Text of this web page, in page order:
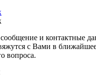
и контактные
с Вами в
вопроса.